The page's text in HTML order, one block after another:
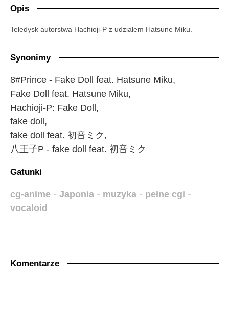
Opis
Teledysk autorstwa Hachioji-P z udziałem Hatsune Miku.
Synonimy
8#Prince - Fake Doll feat. Hatsune Miku,
Fake Doll feat. Hatsune Miku,
Hachioji-P: Fake Doll,
fake doll,
fake doll feat. 初音ミク,
八王子P - fake doll feat. 初音ミク
Gatunki
cg-anime - Japonia - muzyka - pełne cgi -
vocaloid
Komentarze